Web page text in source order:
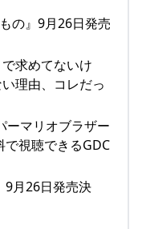
の』9月26日発売
求めてないけ
理由、コレだっ
ーマリオブラザー
で視聴できるGDC
9月26日発売決